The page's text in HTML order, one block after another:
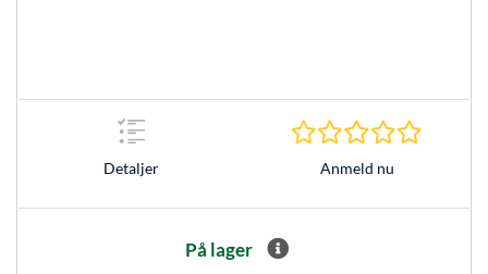
Detaljer Anmeld nu
På lager